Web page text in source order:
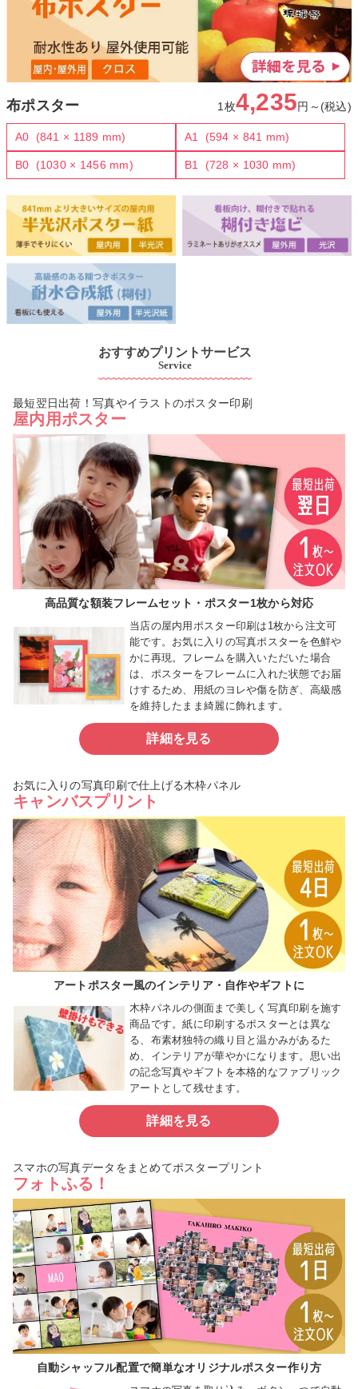
布ポスター 1枚4,235円～(税込)
A0 (841 × 1189 mm) A1 (594 × 841 mm)
B0 (1030 × 1456 mm) B1 (728 × 1030 mm)
おすすめプリントサービス
Service
最短翌日出荷！写真やイラストのポスター印刷
屋内用ポスター
高品質な額装フレームセット・ポスター1枚から対応
当店の屋内用ポスター印刷は1枚から注文可
能です。お気に入りの写真ポスターを色鮮や
かに再現。フレームを購入いただいた場合
は、ポスターをフレームに入れた状態でお届
けするため、用紙のヨレや傷を防ぎ、高級感
を維持したまま綺麗に飾れます。
詳細を見る
お気に入りの写真印刷で仕上げる木枠パネル
キャンバスプリント
アートポスター風のインテリア・自作やギフトに
木枠パネルの側面まで美しく写真印刷を施す
商品です。紙に印刷するポスターとは異な
る、布素材独特の織り目と温かみがあるた
め、インテリアが華やかになります。思い出
の記念写真やギフトを本格的なファブリック
アートとして残せます。
詳細を見る
スマホの写真データをまとめてポスタープリント
フォトふる！
自動シャッフル配置で簡単なオリジナルポスター作り方